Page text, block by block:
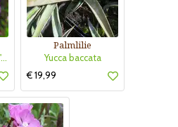
Iberis sempervirens 'Absolutely Amethyst'
Palmlilie
Yucca baccata
€ 19,99